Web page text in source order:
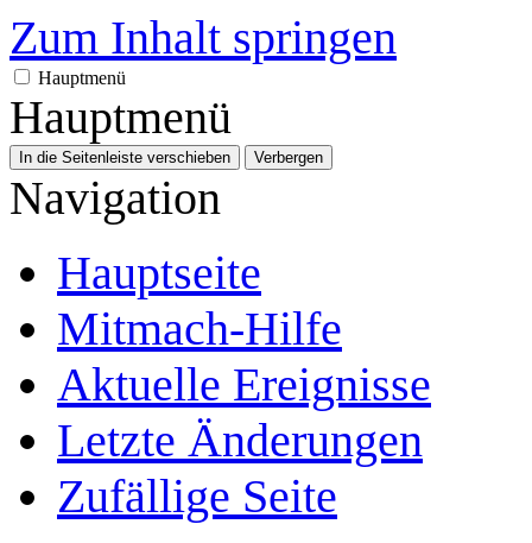
Zum Inhalt springen
Hauptmenü
Hauptmenü
In die Seitenleiste verschieben Verbergen
Navigation
Hauptseite
Mitmach-Hilfe
Aktuelle Ereignisse
Letzte Änderungen
Zufällige Seite